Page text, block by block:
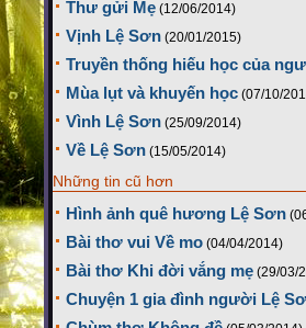
Thư gửi Mẹ (12/06/2014)
Vịnh Lệ Sơn (20/01/2015)
Truyền thống hiếu học của
Mùa lụt và khuyến học (07/10/
Vình Lệ Sơn (25/09/2014)
Về Lệ Sơn (15/05/2014)
Những tin cũ hơn
Hình ảnh quê hương Lệ Sơn
Bài thơ vui Về mo (04/04/2014)
Bài thơ Khi đời vắng mẹ (29/03/
Chuyện 1 gia đình người Lệ